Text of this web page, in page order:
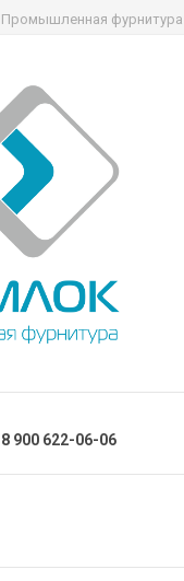
Промышленная фурнитура
900 622-06-06